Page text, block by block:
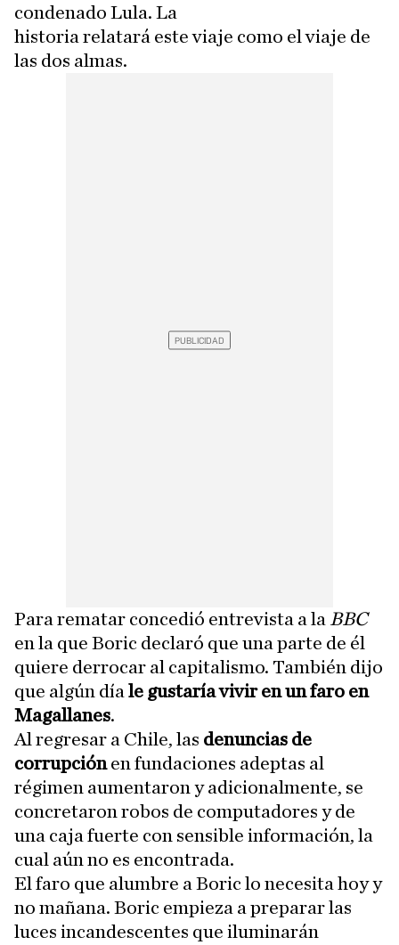
condenado Lula. La
historia relatará este viaje como el viaje de
las dos almas.
Para rematar concedió entrevista a la BBC
en la que Boric declaró que una parte de él
quiere derrocar al capitalismo. También dijo
que algún día le gustaría vivir en un faro en
Magallanes.
Al regresar a Chile, las denuncias de
corrupciónen fundaciones adeptas al
régimen aumentaron y adicionalmente, se
concretaron robos de computadores y de
una caja fuerte con sensible información, la
cual aún no es encontrada.
El faro que alumbre a Boric lo necesita hoy y
no mañana. Boric empieza a preparar las
luces incandescentes que iluminarán